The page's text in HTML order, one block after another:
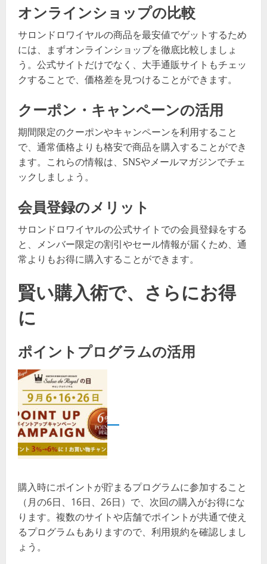
オンラインショップの比較
サロンドロワイヤルの商品を最安値でゲットするため
には、まずオンラインショップを徹底比較しましょ
う。公式サイトだけでなく、大手通販サイトもチェッ
クすることで、価格差を見つけることができます。
クーポン・キャンペーンの活用
期間限定のクーポンやキャンペーンを利用すること
で、通常価格よりも格安で商品を購入することができ
ます。これらの情報は、SNSやメールマガジンでチェ
ックしましょう。
会員登録のメリット
サロンドロワイヤルの公式サイトでの会員登録をする
と、メンバー限定の割引やセール情報が届くため、通
常よりもお得に購入することができます。
賢い購入術で、さらにお得
に
ポイントプログラムの活用
購入時にポイントが貯まるプログラムに参加すること
（月の6日、16日、26日）で、次回の購入がお得にな
ります。複数のサイトや店舗でポイントが共通で使え
るプログラムもありますので、利用規約を確認しまし
ょう。